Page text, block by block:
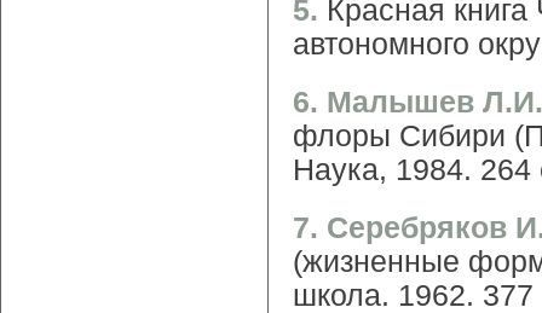
5. Красная книга
автономного
6. Малышев
флоры Сибири
Наука, 1984. 264
7. Серебряков
(жизненные
школа. 1962. 377